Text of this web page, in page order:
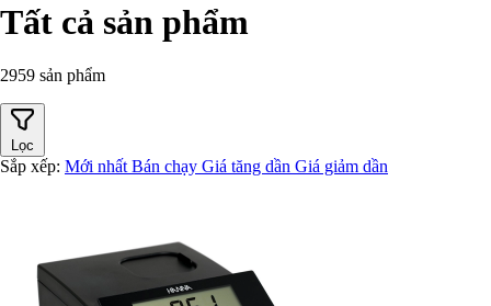
Tất cả sản phẩm
2959 sản phẩm
Lọc
Sắp xếp: Mới nhất Bán chạy Giá tăng dần Giá giảm dần